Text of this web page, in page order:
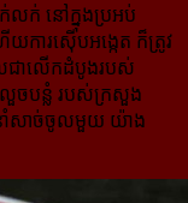
ក់លក់ នៅក្នុងប្រអប់
យការស៊ើបអង្កេត ក៏ត្រូវ
លជាលើកដំបូងរបស់
លួចបន្លំ របស់ក្រសួង
នាំ​សាច់​ចូល​មួយ យ៉ាង